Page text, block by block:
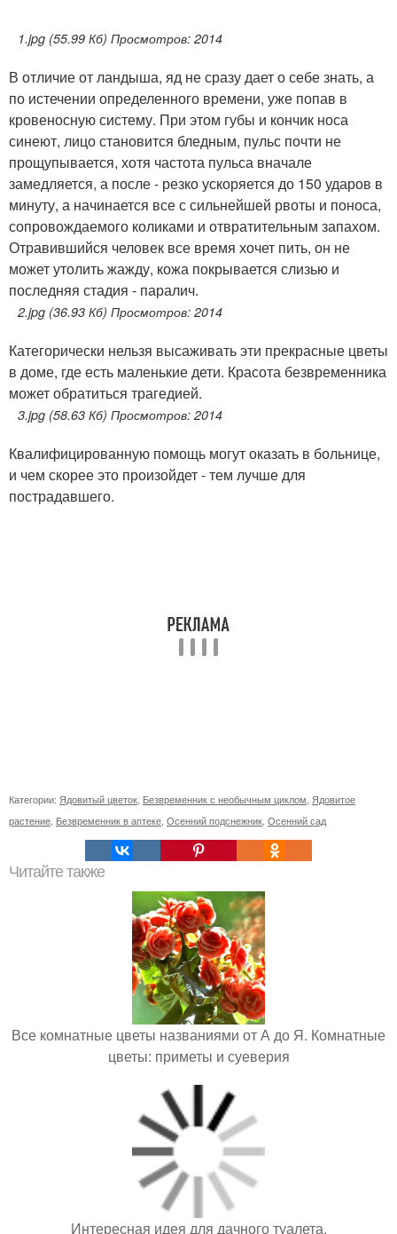
1.jpg (55.99 Кб) Просмотров: 2014
В отличие от ландыша, яд не сразу дает о себе знать, а
по истечении определенного времени, уже попав в
кровеносную систему. При этом губы и кончик носа
синеют, лицо становится бледным, пульс почти не
прощупывается, хотя частота пульса вначале
замедляется, а после - резко ускоряется до 150 ударов в
минуту, а начинается все с сильнейшей рвоты и поноса,
сопровождаемого коликами и отвратительным запахом.
Отравившийся человек все время хочет пить, он не
может утолить жажду, кожа покрывается слизью и
последняя стадия - паралич.
2.jpg (36.93 Кб) Просмотров: 2014
Категорически нельзя высаживать эти прекрасные цветы
в доме, где есть маленькие дети. Красота безвременника
может обратиться трагедией.
3.jpg (58.63 Кб) Просмотров: 2014
Квалифицированную помощь могут оказать в больнице,
и чем скорее это произойдет - тем лучше для
пострадавшего.
Категории: Ядовитый цветок Безвременник с необычным циклом Ядовитое
растение Безвременник в аптеке Осенний подснежник Осенний сад
Читайте также
Все комнатные цветы названиями от А до Я. Комнатные
цветы: приметы и суеверия
Интересная идея для дачного туалета.